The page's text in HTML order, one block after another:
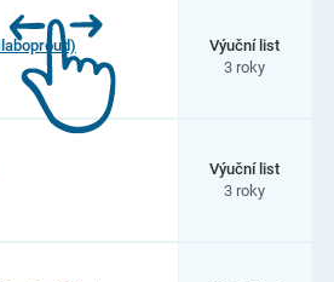
Výuční list
3 roky
Výuční list
3 roky